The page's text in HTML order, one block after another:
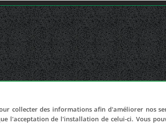
collecter des informations afin d'améliorer nos
l'acceptation de l'installation de celui-ci. Vous